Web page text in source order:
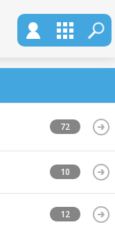
72
10
12